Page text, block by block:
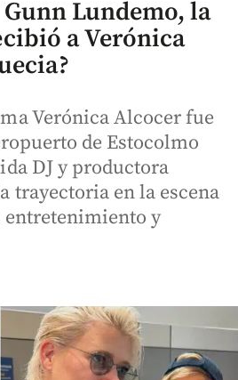
Gunn Lundemo, la
a Verónica
Verónica Alcocer fue
de Estocolmo
DJ y productora
trayectoria en la escena
y